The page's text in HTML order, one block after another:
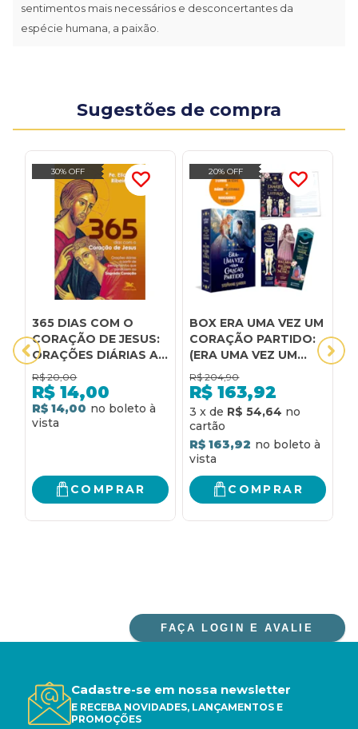
sentimentos mais necessários e desconcertantes da
espécie humana, a paixão.
Sugestões de compra
30% OFF
365 DIAS COM O
CORAÇÃO DE JESUS:
ORAÇÕES DIÁRIAS A
PARTIR DE
PENSAMENTOS QUE
CONDUZEM AO
SAGRADO CORAÇÃO
R$ 20,00
R$ 14,00
R$ 14,00
COMPRAR
20% OFF
BOX ERA UMA VEZ UM
CORAÇÃO PARTIDO:
(ERA UMA VEZ UM
CORAÇÃO PARTIDO;
A BALADA DO
FELIZES PARA NUNCA;
A MALDIÇÃO DO
VERDADEIRO AMOR)
R$ 204,90
R$ 163,92
3 x de R$ 54,64
R$ 163,92
COMPRAR
FAÇA LOGIN E AVALIE
Cadastre-se em nossa newsletter
E RECEBA NOVIDADES, LANÇAMENTOS E
PROMOÇÕES